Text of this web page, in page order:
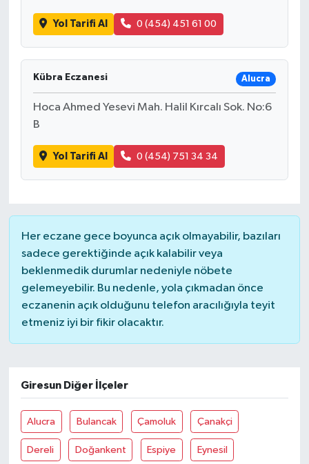
Yol Tarifi Al 0 (454) 451 61 00
Kübra Eczanesi Alucra
Hoca Ahmed Yesevi Mah. Halil Kırcalı Sok. No:6
B
Yol Tarifi Al 0 (454) 751 34 34
Her eczane gece boyunca açık olmayabilir, bazıları
sadece gerektiğinde açık kalabilir veya
beklenmedik durumlar nedeniyle nöbete
gelemeyebilir. Bu nedenle, yola çıkmadan önce
eczanenin açık olduğunu telefon aracılığıyla teyit
etmeniz iyi bir fikir olacaktır.
Giresun Diğer İlçeler
Alucra Bulancak Çamoluk Çanakçi
Dereli Doğankent Espiye Eynesil